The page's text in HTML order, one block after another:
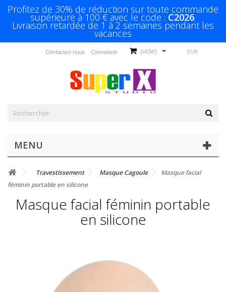
Profitez de 30% de réduction sur toute commande
supérieure à 100 € avec le code : C2026.
Livraison retardée de 1 à 2 semaines pendant les
vacances
EUR
(vide)
Connexion
Contactez-nous
MENU
Travestissement Masque Cagoule
Masque facial
féminin portable en silicone
Masque facial féminin portable
en silicone